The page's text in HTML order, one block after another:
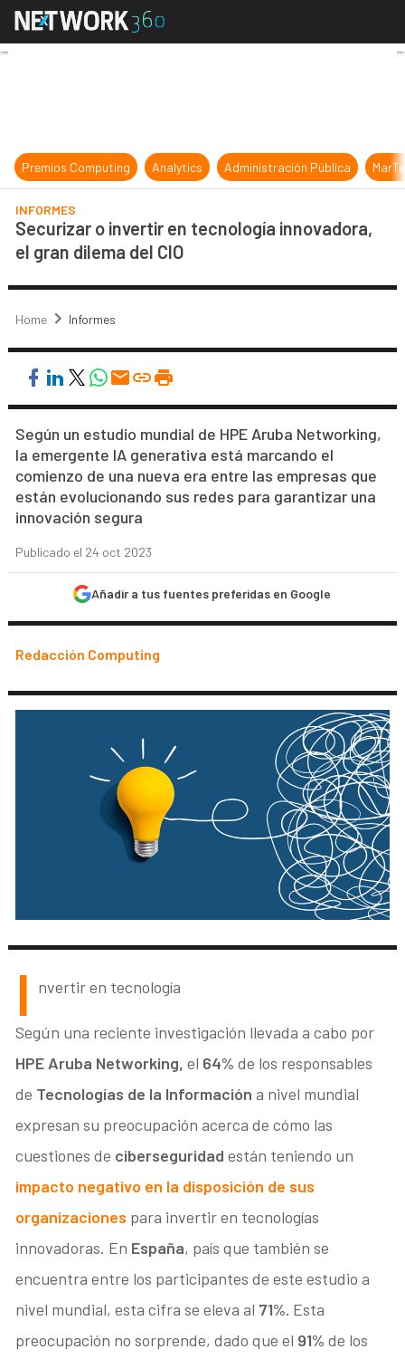
Securizar o invertir en tecnología
Premios Computing Analytics Administración Pública
INFORMES
Securizar o invertir en tecnología innovadora,
el gran dilema del CIO
Home Informes
Según un estudio mundial de HPE Aruba Networking,
la emergente IA generativa está marcando el
comienzo de una nueva era entre las empresas que
están evolucionando sus redes para garantizar una
innovación segura
Publicado el 24 oct 2023
Añadir a tus fuentes preferidas en Google
Redacción Computing
I nvertir en tecnología
Según una reciente investigación llevada a cabo por
HPE Aruba Networking, el 64% de los responsables
de Tecnologías de la Informacióna nivel mundial
expresan su preocupación acerca de cómo las
cuestiones de ciberseguridad están teniendo un
impacto negativo en la disposición de sus
organizaciones para invertir en tecnologías
innovadoras. En España, país que también se
encuentra entre los participantes de este estudio a
nivel mundial, esta cifra se eleva al 71%. Esta
preocupación no sorprende, dado que el 91% de los